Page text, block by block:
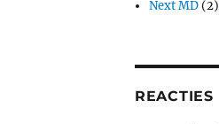
Next MD (2)
REACTIES